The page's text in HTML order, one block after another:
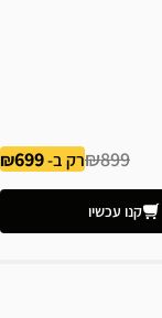
₪899רק ב-699
קנו עכשיו